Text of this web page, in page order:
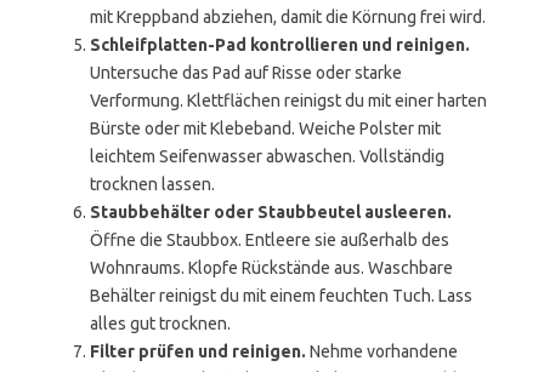
mit Kreppband abziehen, damit die Körnung frei wird.
Schleifplatten-Pad kontrollieren und reinigen.
Untersuche das Pad auf Risse oder starke
Verformung. Klettflächen reinigst du mit einer harten
Bürste oder mit Klebeband. Weiche Polster mit
leichtem Seifenwasser abwaschen. Vollständig
trocknen lassen.
Staubbehälter oder Staubbeutel ausleeren.
Öffne die Staubbox. Entleere sie außerhalb des
Wohnraums. Klopfe Rückstände aus. Waschbare
Behälter reinigst du mit einem feuchten Tuch. Lass
alles gut trocknen.
Filter prüfen und reinigen. Nehme vorhandene